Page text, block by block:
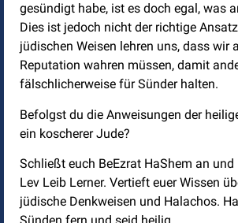
gesündigt habe, ist es doch egal, was
Dies ist jedoch nicht der richtige
jüdischen Weisen lehren uns, dass wir
Reputation wahren müssen, damit
fälschlicherweise für Sünder halten.
Befolgst du die Anweisungen der
ein koscherer Jude?
Schließt euch BeEzrat HaShem an
Lev Leib Lerner. Vertieft euer Wissen
jüdische Denkweisen und Halachos.